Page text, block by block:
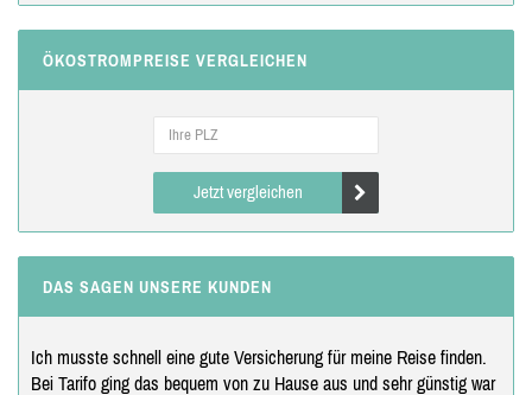
ÖKOSTROMPREISE VERGLEICHEN
Jetzt vergleichen
DAS SAGEN UNSERE KUNDEN
Ich musste schnell eine gute Versicherung für meine Reise finden.
Bei Tarifo ging das bequem von zu Hause aus und sehr günstig war